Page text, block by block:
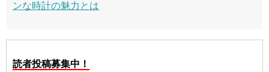
ンな時計の魅力とは
読者投稿募集中！